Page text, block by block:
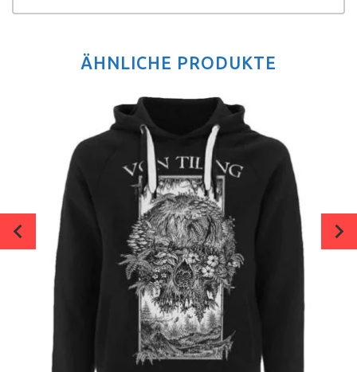
ÄHNLICHE PRODUKTE